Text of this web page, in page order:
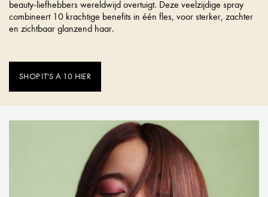
beauty-liefhebbers wereldwijd overtuigt. Deze veelzijdige spray
combineert 10 krachtige benefits in één fles, voor sterker, zachter
en zichtbaar glanzend haar.
SHOP IT'S A 10 HIER